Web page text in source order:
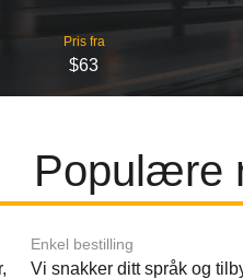
Pris fra
$63
Populære
Enkel bestilling
Vi snakker ditt språk og